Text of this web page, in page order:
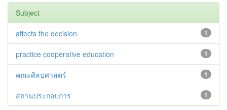
Subject
1
affects the decision
1
practice cooperative education
1
คณะศิลปศาสตร์
1
สถานประกอบการ